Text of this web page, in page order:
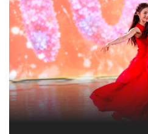
문여체(商文旅体)’ 융합 효과가 나타나고 있다.
시장을 움직인 중심에는 축구가 있
면서 외지 관광객과 축구팬이 몰렸
유의 민속 응원문화도 온라인에서 화제가 됐다.
단’의 독특한 춤과 응원은 짧은 동
로운 지역 관광 콘텐츠로 떠올랐다.
도 이어졌다. 현지 명태 전문 음식
난해 같은 기간보다 30~40% 증가
80마리에 이른다. 옌...